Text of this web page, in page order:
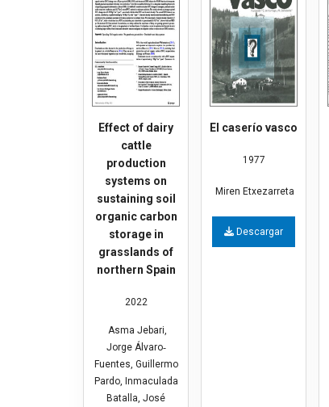
Effect of dairy
cattle
production
systems on
sustaining soil
organic carbon
storage in
grasslands of
northern Spain
2022
Asma Jebari,
Jorge Álvaro‐
Fuentes, Guillermo
Pardo, Inmaculada
Batalla, José
El caserío vasco
1977
Miren Etxezarreta
Descargar